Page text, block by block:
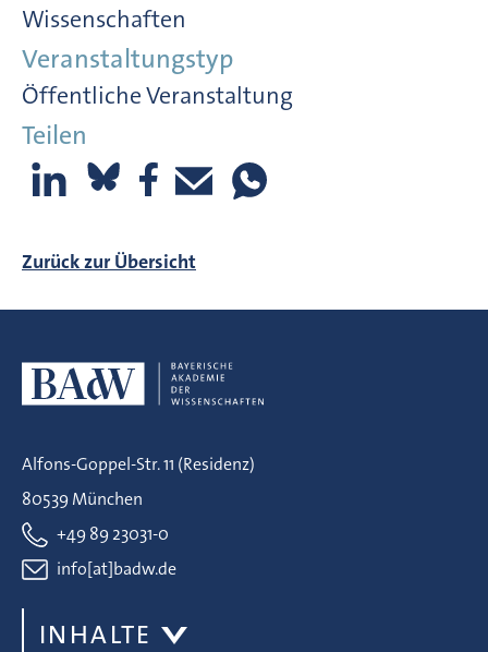
Wissenschaften
Veranstaltungstyp
Öffentliche Veranstaltung
Teilen
Zurück zur Übersicht
Alfons-Goppel-Str. 11 (Residenz)
80539 München
+49 89 23031-0
info[at]badw.de
INHALTE